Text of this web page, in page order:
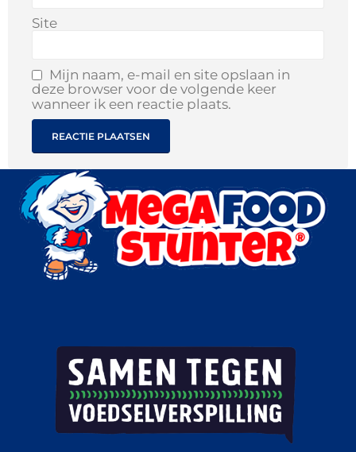
Site
Mijn naam, e-mail en site opslaan in
deze browser voor de volgende keer
wanneer ik een reactie plaats.